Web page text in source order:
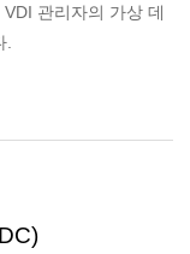
관리자의 가상 데
.